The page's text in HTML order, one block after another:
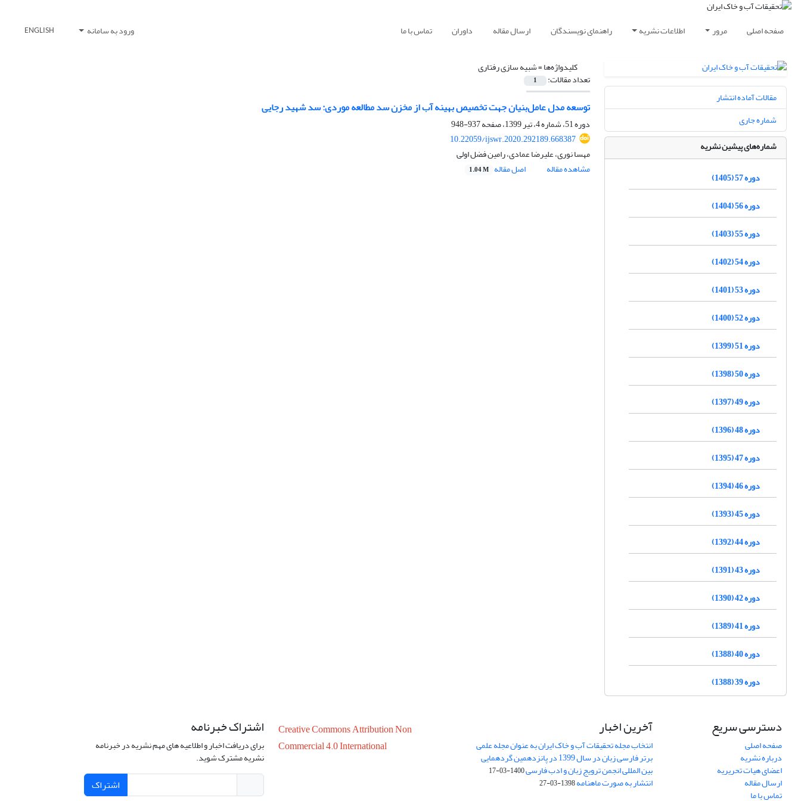
صفحه اصلی مرور اطلاعات نشریه راهنمای نویسندگان ارسال مقاله داوران تماس با ما ورود به سامانه ENGLISH
کلیدواژه‌ها =شبیه سازی رفتاری
تعداد مقالات: 1
توسعه مدل عامل‌بنیان جهت تخصیص بهینه‌ آب از مخزن سد مطالعه موردی: سد شهید رجایی
دوره 51، شماره 4، تیر 1399، صفحه
937-948
10.22059/ijswr.2020.292189.668387
مهسا نوری، علیرضا عمادی، رامین فضل اولی
مشاهده مقاله
اصل مقاله 1.04 M
مقالات آماده انتشار
شماره جاری
شماره‌های پیشین نشریه
دوره 57 (1405)
دوره 56 (1404)
دوره 55 (1403)
دوره 54 (1402)
دوره 53 (1401)
دوره 52 (1400)
دوره 51 (1399)
دوره 50 (1398)
دوره 49 (1397)
دوره 48 (1396)
دوره 47 (1395)
دوره 46 (1394)
دوره 45 (1393)
دوره 44 (1392)
دوره 43 (1391)
دوره 42 (1390)
دوره 41 (1389)
دوره 40 (1388)
دوره 39 (1388)
دسترسی سریع
صفحه اصلی
درباره نشریه
اعضای هیات تحریریه
ارسال مقاله
تماس با ما
آخرین اخبار
انتخاب مجله تحقیقات آب و خاک ایران به عنوان مجله علمی
برتر فارسی زبان در سال 1399 در پانزدهمین گردهمایی
بین المللی انجمن ترویج زبان و ادب فارسی1400-03-17
انتشار به صورت ماهنامه1398-03-27
Creative Commons Attribution Non
Commercial 4.0 International
اشتراک خبرنامه
برای دریافت اخبار و اطلاعیه های مهم نشریه در خبرنامه
نشریه مشترک شوید.
اشتراک